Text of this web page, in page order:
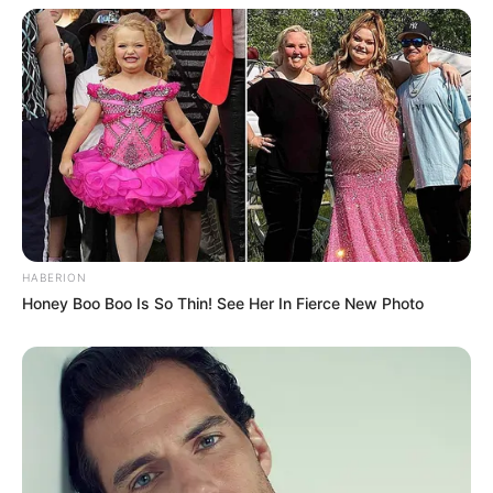
Os alunos do Programa possuem direito ao recebimento de
material do aluno?
Conforme informações do próprio CONASEMS, além do que foi
pactuado na parceria, a título de contrapartida, os municípios
precisam garantir oacesso dos Agentes Comunitários de Saúde
participantes do curso aos seguintes
Prefeita de granja eleva salários de ACS´s e ACE´s, que passam
a receber R$ 4.120
.
Dinheiro na mão: Portaria 3.229 - resultado da Fase de Avaliação
do PQA-VS
SINDAS garante a conquista do Piso Nacional em várias cidades
HABERION
Honey Boo Boo Is So Thin! See Her In Fierce New Photo